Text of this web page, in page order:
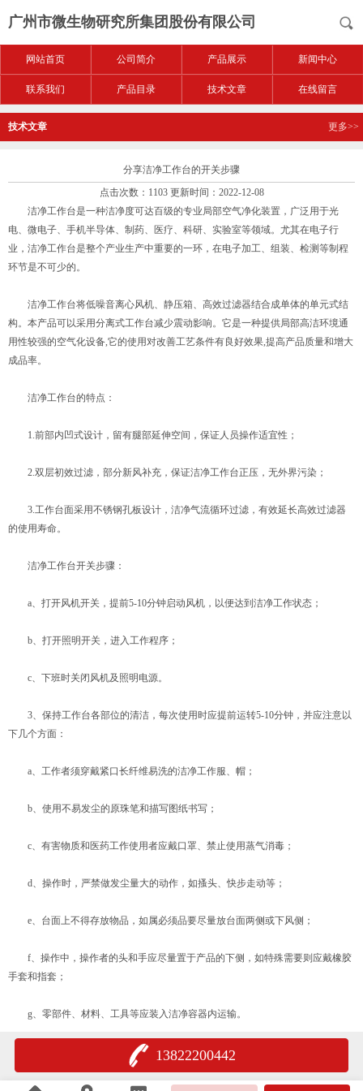
广州市微生物研究所集团股份有限公司
网站首页 公司简介 产品展示 新闻中心
联系我们 产品目录 技术文章 在线留言
技术文章 更多>>
分享洁净工作台的开关步骤
点击次数：1103 更新时间：2022-12-08
洁净工作台是一种洁净度可达百级的专业局部空气净化装置，广泛用于光
电、微电子、手机半导体、制药、医疗、科研、实验室等领域。尤其在电子行
业，洁净工作台是整个产业生产中重要的一环，在电子加工、组装、检测等制程
环节是不可少的。
洁净工作台将低噪音离心风机、静压箱、高效过滤器结合成单体的单元式结
构。本产品可以采用分离式工作台减少震动影响。它是一种提供局部高洁环境通
用性较强的空气化设备,它的使用对改善工艺条件有良好效果,提高产品质量和增大
成品率。
洁净工作台的特点：
1.前部内凹式设计，留有腿部延伸空间，保证人员操作适宜性；
2.双层初效过滤，部分新风补充，保证洁净工作台正压，无外界污染；
3.工作台面采用不锈钢孔板设计，洁净气流循环过滤，有效延长高效过滤器
的使用寿命。
洁净工作台开关步骤：
a、打开风机开关，提前5-10分钟启动风机，以便达到洁净工作状态；
b、打开照明开关，进入工作程序；
c、下班时关闭风机及照明电源。
3、保持工作台各部位的清洁，每次使用时应提前运转5-10分钟，并应注意以
下几个方面：
a、工作者须穿戴紧口长纤维易洗的洁净工作服、帽；
b、使用不易发尘的原珠笔和描写图纸书写；
c、有害物质和医药工作使用者应戴口罩、禁止使用蒸气消毒；
d、操作时，严禁做发尘量大的动作，如搔头、快步走动等；
e、台面上不得存放物品，如属必须品要尽量放台面两侧或下风侧；
f、操作中，操作者的头和手应尽量置于产品的下侧，如特殊需要则应戴橡胶
手套和指套；
g、零部件、材料、工具等应装入洁净容器内运输。
13822200442